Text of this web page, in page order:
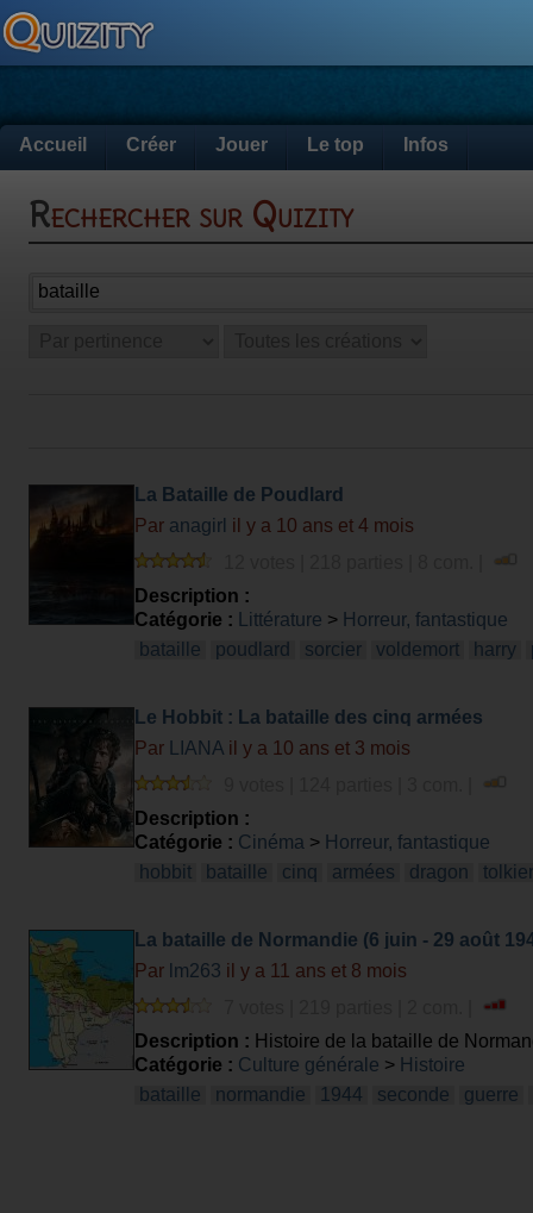
Accueil Créer Jouer Le top Infos
Rechercher sur Quizity
La Bataille de Poudlard
Par anagirl il y a 10 ans et 4 mois
Description :
Catégorie :
Littérature > Horreur, fantastique
bataille
poudlard sorcier voldemort harry
Le Hobbit : La bataille des cinq armées
Par
LIANA il y a 10 ans et 3 mois
Description :
Catégorie : Cinéma > Horreur, fantastique
hobbit
bataille cinq armées dragon
La bataille de Normandie (6 juin - 29 août
Par lm263 il y a 11 ans et 8 mois
Description : Histoire de la bataille de
Catégorie : Culture générale > Histoire
bataille
normandie 1944 seconde guerre